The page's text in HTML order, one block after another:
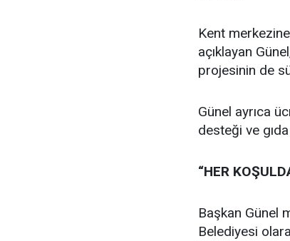
Kent
açıklayan
projesinin de
Günel ayrıca
desteği ve
“HER
Başkan Günel
Belediyesi